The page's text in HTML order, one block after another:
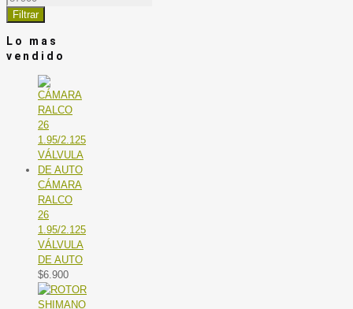
Filtrar
Lo mas
vendido
CÁMARA
RALCO
26
1.95/2.125
VÁLVULA
DE AUTO
$6.900